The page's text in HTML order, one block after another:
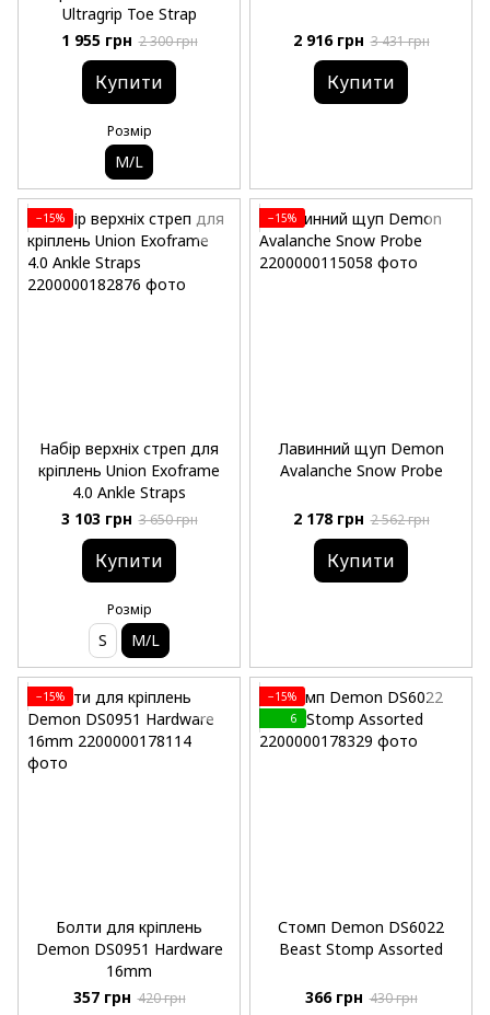
Ultragrip Toe Strap
1 955 грн 2 300 грн
Купити
Розмір
M/L
2 916 грн 3 431 грн
Купити
−15%
Набір верхніх стреп для
кріплень Union Exoframe
4.0 Ankle Straps
3 103 грн 3 650 грн
Купити
Розмір
S M/L
−15%
Лавинний щуп Demon
Avalanche Snow Probe
2 178 грн 2 562 грн
Купити
−15%
Болти для кріплень
Demon DS0951 Hardware
16mm
357 грн 420 грн
−15%
6
Стомп Demon DS6022
Beast Stomp Assorted
366 грн 430 грн